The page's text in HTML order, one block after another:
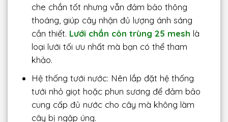
che chắn tốt nhưng vẫn đảm bảo thông
thoáng, giúp cây nhận đủ lượng ánh sáng
cần thiết. Lưới chắn côn trùng 25 mesh là
loại lưới tối ưu nhất mà bạn có thể tham
khảo.
Hệ thống tưới nước: Nên lắp đặt hệ thống
tưới nhỏ giọt hoặc phun sương để đảm bảo
cung cấp đủ nước cho cây mà không làm
cây bị ngập úng.